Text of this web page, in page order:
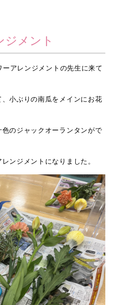
ジメント
アレンジメントの先生に来て
小ぶりの南瓜をメインにお花
のジャックオーランタンがで
ンジメントになりました。